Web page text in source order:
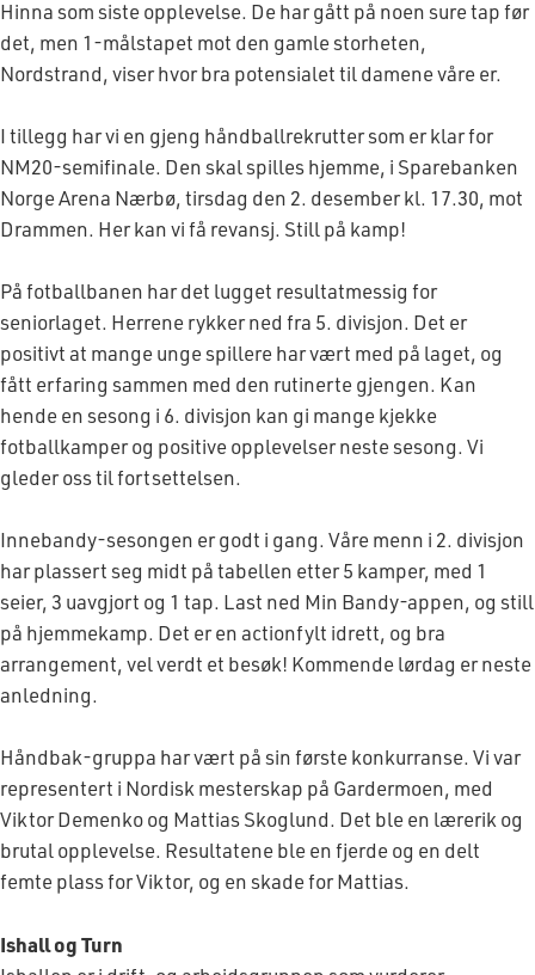
Hinna som siste opplevelse. De har gått på noen sure tap før
det, men 1-målstapet mot den gamle storheten,
Nordstrand, viser hvor bra potensialet til damene våre er.
I tillegg har vi en gjeng håndballrekrutter som er klar for
NM20-semifinale. Den skal spilles hjemme, i Sparebanken
Norge Arena Nærbø, tirsdag den 2. desember kl. 17.30, mot
Drammen. Her kan vi få revansj. Still på kamp!
På fotballbanen har det lugget resultatmessig for
seniorlaget. Herrene rykker ned fra 5. divisjon. Det er
positivt at mange unge spillere har vært med på laget, og
fått erfaring sammen med den rutinerte gjengen. Kan
hende en sesong i 6. divisjon kan gi mange kjekke
fotballkamper og positive opplevelser neste sesong. Vi
gleder oss til fortsettelsen.
Innebandy-sesongen er godt i gang. Våre menn i 2. divisjon
har plassert seg midt på tabellen etter 5 kamper, med 1
seier, 3 uavgjort og 1 tap. Last ned Min Bandy-appen, og still
på hjemmekamp. Det er en actionfylt idrett, og bra
arrangement, vel verdt et besøk! Kommende lørdag er neste
anledning.
Håndbak-gruppa har vært på sin første konkurranse. Vi var
representert i Nordisk mesterskap på Gardermoen, med
Viktor Demenko og Mattias Skoglund. Det ble en lærerik og
brutal opplevelse. Resultatene ble en fjerde og en delt
femte plass for Viktor, og en skade for Mattias.
Ishall og Turn